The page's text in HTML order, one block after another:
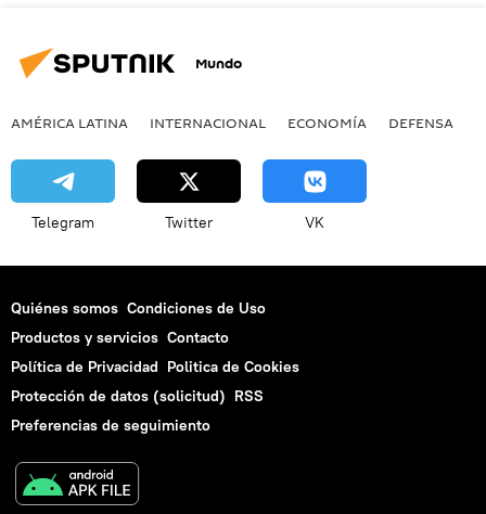
Mundo
AMÉRICA LATINA INTERNACIONAL ECONOMÍA DEFENSA
Telegram Twitter VK
Quiénes somos Condiciones de Uso
Productos y servicios Contacto
Política de Privacidad Politica de Cookies
Protección de datos (solicitud) RSS
Preferencias de seguimiento